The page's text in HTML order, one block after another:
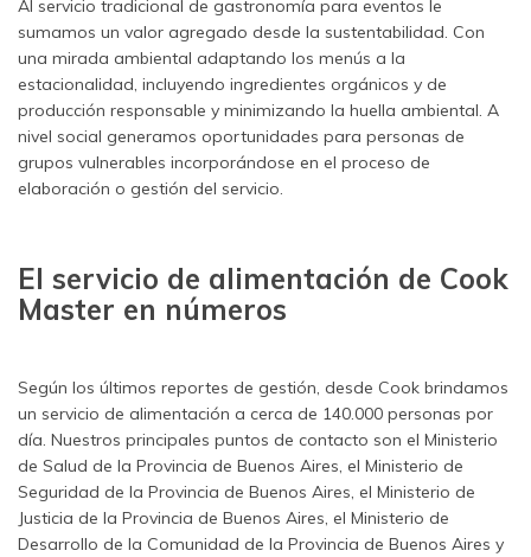
Al servicio tradicional de gastronomía para eventos le
sumamos un valor agregado desde la sustentabilidad. Con
una mirada ambiental adaptando los menús a la
estacionalidad, incluyendo ingredientes orgánicos y de
producción responsable y minimizando la huella ambiental. A
nivel social generamos oportunidades para personas de
grupos vulnerables incorporándose en el proceso de
elaboración o gestión del servicio.
El servicio de alimentación de Cook
Master en números
Según los últimos reportes de gestión, desde Cook brindamos
un servicio de alimentación a cerca de 140.000 personas por
día. Nuestros principales puntos de contacto son el Ministerio
de Salud de la Provincia de Buenos Aires, el Ministerio de
Seguridad de la Provincia de Buenos Aires, el Ministerio de
Justicia de la Provincia de Buenos Aires, el Ministerio de
Desarrollo de la Comunidad de la Provincia de Buenos Aires y